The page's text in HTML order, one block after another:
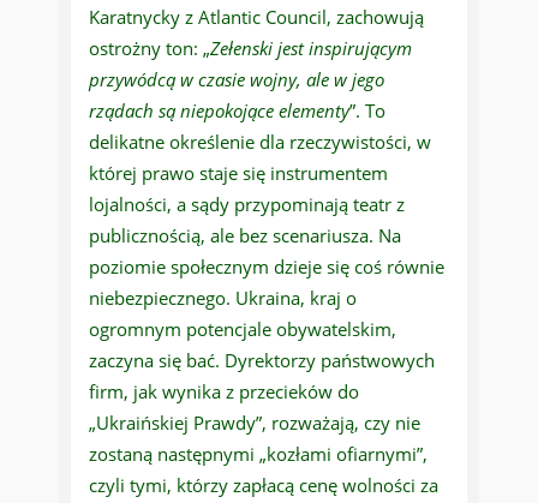
Karatnycky z Atlantic Council, zachowują
ostrożny ton: „Zełenski jest inspirującym
przywódcą w czasie wojny, ale w jego
rządach są niepokojące elementy”. To
delikatne określenie dla rzeczywistości, w
której prawo staje się instrumentem
lojalności, a sądy przypominają teatr z
publicznością, ale bez scenariusza. Na
poziomie społecznym dzieje się coś równie
niebezpiecznego. Ukraina, kraj o
ogromnym potencjale obywatelskim,
zaczyna się bać. Dyrektorzy państwowych
firm, jak wynika z przecieków do
„Ukraińskiej Prawdy”, rozważają, czy nie
zostaną następnymi „kozłami ofiarnymi”,
czyli tymi, którzy zapłacą cenę wolności za